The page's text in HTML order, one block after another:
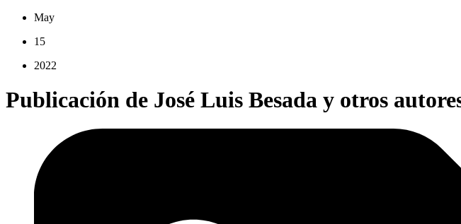
May
15
2022
Publicación de José Luis Besada y otros